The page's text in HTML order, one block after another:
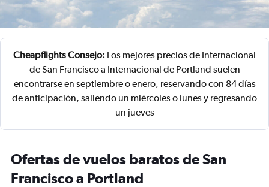
Cheapflights Consejo: Los mejores precios de Internacional
de San Francisco a Internacional de Portland suelen
encontrarse en septiembre o enero, reservando con 84 días
de anticipación, saliendo un miércoles o lunes y regresando
un jueves
Ofertas de vuelos baratos de San
Francisco a Portland